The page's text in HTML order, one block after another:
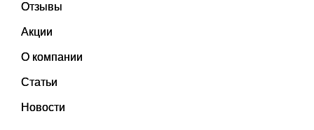
Отзывы
Акции
О компании
Статьи
Новости